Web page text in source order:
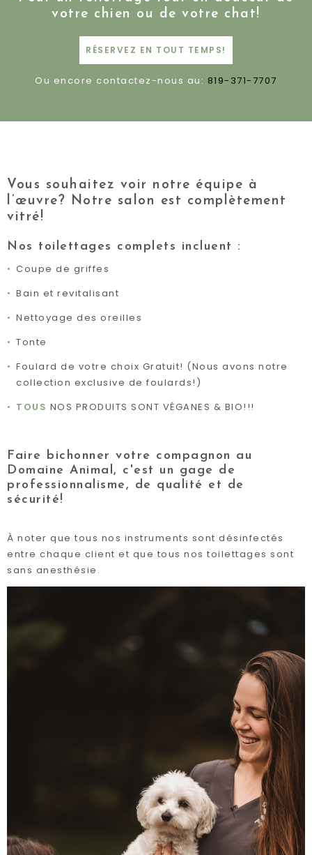
votre chien ou de votre chat!
RÉSERVEZ EN TOUT TEMPS!
Ou encore contactez-nous au: 819-371-7707
Vous souhaitez voir notre équipe à
l’œuvre? Notre salon est complètement
vitré!
Nos toilettages complets incluent :
Coupe de griffes
Bain et revitalisant
Nettoyage des oreilles
Tonte
Foulard de votre choix Gratuit! (Nous avons notre
collection exclusive de foulards!)
TOUS NOS PRODUITS SONT VÉGANES & BIO!!!
Faire bichonner votre compagnon au
Domaine Animal, c'est un gage de
professionnalisme, de qualité et de
sécurité!
À noter que tous nos instruments sont désinfectés
entre chaque client et que tous nos toilettages sont
sans anesthésie.